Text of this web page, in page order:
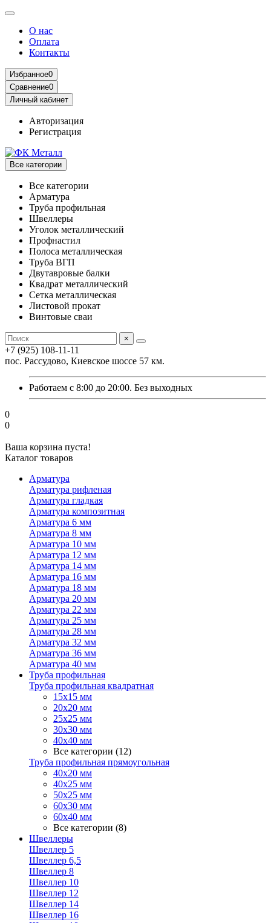
О нас
Оплата
Контакты
Избранное0
Сравнение0
Личный кабинет
Авторизация
Регистрация
Все категории
Все категории
Арматура
Труба профильная
Швеллеры
Уголок металлический
Профнастил
Полоса металлическая
Труба ВГП
Двутавровые балки
Квадрат металлический
Сетка металлическая
Листовой прокат
Винтовые сваи
×
+7 (925) 108-11-11
пос. Рассудово, Киевское шоссе 57 км.
Работаем с 8:00 до 20:00. Без выходных
0
0
Ваша корзина пуста!
Каталог товаров
Арматура
Арматура рифленая
Арматура гладкая
Арматура композитная
Арматура 6 мм
Арматура 8 мм
Арматура 10 мм
Арматура 12 мм
Арматура 14 мм
Арматура 16 мм
Арматура 18 мм
Арматура 20 мм
Арматура 22 мм
Арматура 25 мм
Арматура 28 мм
Арматура 32 мм
Арматура 36 мм
Арматура 40 мм
Труба профильная
Труба профильная квадратная
15х15 мм
20х20 мм
25х25 мм
30х30 мм
40х40 мм
Все категории (12)
Труба профильная прямоугольная
40х20 мм
40х25 мм
50х25 мм
60х30 мм
60х40 мм
Все категории (8)
Швеллеры
Швеллер 5
Швеллер 6,5
Швеллер 8
Швеллер 10
Швеллер 12
Швеллер 14
Швеллер 16